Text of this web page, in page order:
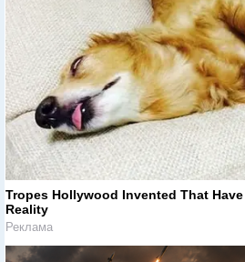
Tropes Hollywood Invented That
Reality
Реклама